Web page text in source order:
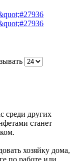
среди других
станет
хозяйку дома,
по работе или